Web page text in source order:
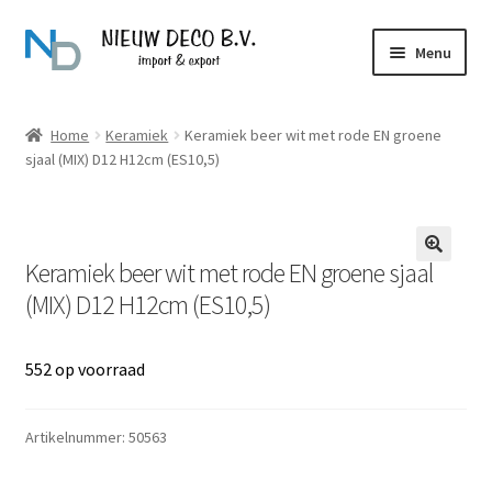
Ga
door
navigatie
Ga
naar
inhoud
Menu
Producten
Home Keramiek
Keramiek beer wit met rode EN groene
sjaal (MIX) D12 H12cm (ES10,5)
Keramiek beer wit met rode EN groene sjaal
(MIX) D12 H12cm (ES10,5)
552 op voorraad
Artikelnummer: 50563